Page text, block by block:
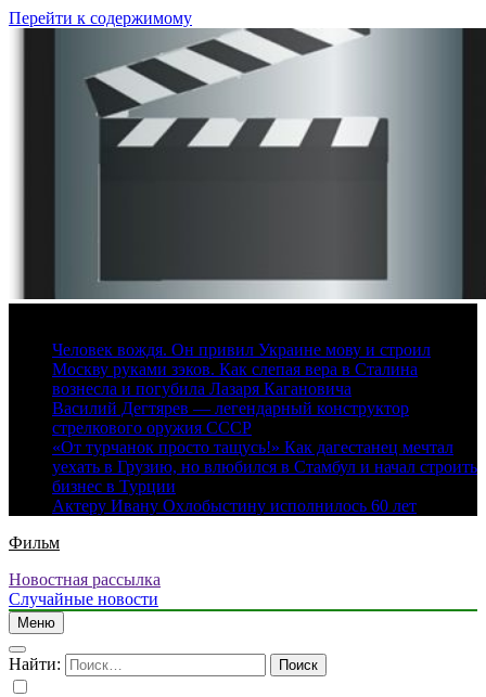
Перейти к содержимому
Человек вождя. Он привил Украине мову и строил
Москву руками зэков. Как слепая вера в Сталина
вознесла и погубила Лазаря Кагановича
Василий Дегтярев — легендарный конструктор
стрелкового оружия СССР
«От турчанок просто тащусь!» Как дагестанец мечтал
уехать в Грузию, но влюбился в Стамбул и начал строить
бизнес в Турции
Актеру Ивану Охлобыстину исполнилось 60 лет
Фильм
Новостная рассылка
Случайные новости
Меню
Найти: